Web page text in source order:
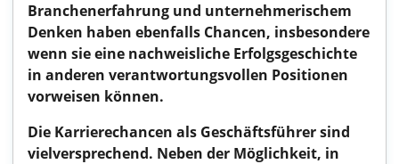
Branchenerfahrung und unternehmerischem
Denken haben ebenfalls Chancen, insbesondere
wenn sie eine nachweisliche Erfolgsgeschichte
in anderen verantwortungsvollen Positionen
vorweisen können.
Die Karrierechancen als Geschäftsführer sind
vielversprechend. Neben der Möglichkeit, in